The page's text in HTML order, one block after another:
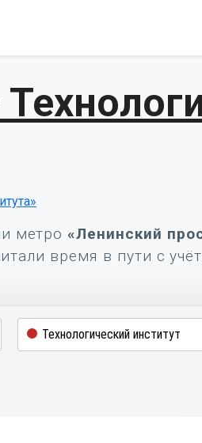
метро«Ленинский
время в пути с